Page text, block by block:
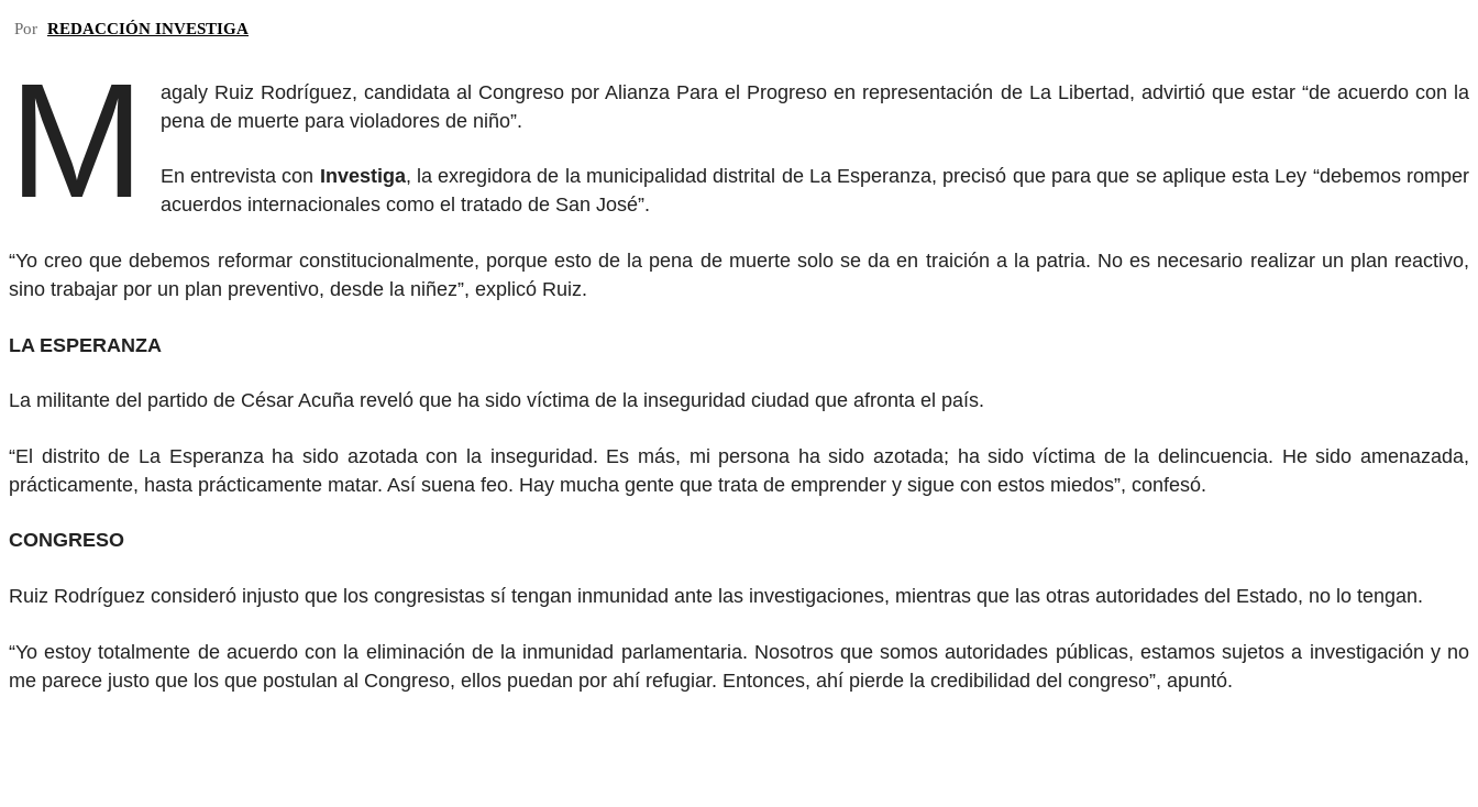
Por REDACCIÓN INVESTIGA
M
agaly Ruiz Rodríguez, candidata al Congreso por Alianza Para el Progreso en representación de La Libertad, advirtió que estar “de acuerdo con la
pena de muerte para violadores de niño”.
En entrevista con Investiga, la exregidora de la municipalidad distrital de La Esperanza, precisó que para que se aplique esta Ley “debemos romper
acuerdos internacionales como el tratado de San José”.
“Yo creo que debemos reformar constitucionalmente, porque esto de la pena de muerte solo se da en traición a la patria. No es necesario realizar un plan reactivo,
sino trabajar por un plan preventivo, desde la niñez”, explicó Ruiz.
LA ESPERANZA
La militante del partido de César Acuña reveló que ha sido víctima de la inseguridad ciudad que afronta el país.
“El distrito de La Esperanza ha sido azotada con la inseguridad. Es más, mi persona ha sido azotada; ha sido víctima de la delincuencia. He sido amenazada,
prácticamente, hasta prácticamente matar. Así suena feo. Hay mucha gente que trata de emprender y sigue con estos miedos”, confesó.
CONGRESO
Ruiz Rodríguez consideró injusto que los congresistas sí tengan inmunidad ante las investigaciones, mientras que las otras autoridades del Estado, no lo tengan.
“Yo estoy totalmente de acuerdo con la eliminación de la inmunidad parlamentaria. Nosotros que somos autoridades públicas, estamos sujetos a investigación y no
me parece justo que los que postulan al Congreso, ellos puedan por ahí refugiar. Entonces, ahí pierde la credibilidad del congreso”, apuntó.